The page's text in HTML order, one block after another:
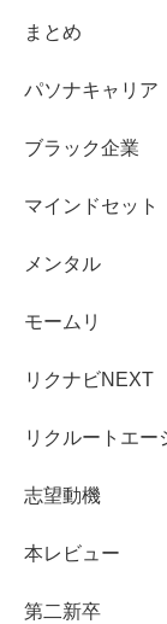
まとめ
パソナキャリア
ブラック企業
マインドセット
メンタル
モームリ
リクナビNEXT
リクルートエー
志望動機
本レビュー
第二新卒